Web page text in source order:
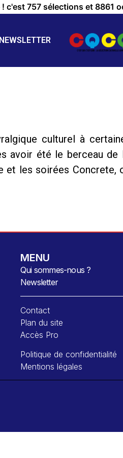
c'est 757 sélections et 8861
NEWSLETTER
culturel à
avoir été le berceau
et les soirées
MENU
Qui sommes-nous ?
Newsletter
Contact
Plan du site
Accès Pro
Politique de confidentialité
Mentions légales